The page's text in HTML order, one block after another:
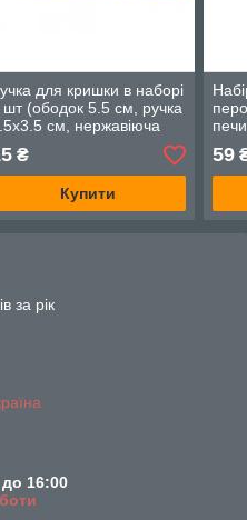
для кришки в наборі
шт (ободок 5.5 см, ручка
см, нержавіюча
арт. 20-2
₴
Купити
59
за рік
16:00